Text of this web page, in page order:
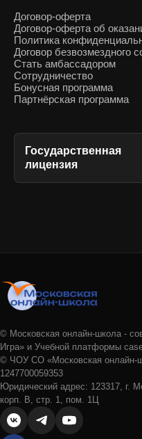
Договор-оферта
Договор-оферта об
Политика
Договор безвозмездного
Стать амбассадором
Сотрудничество
Бонусная программа
Партнёрская программа
Государственная
лицензия
© Московская онлайн-школа -
Игра» и Учебной платформы
© ЧОУ СО «Московская онлайн-
1247700059353
Юридический адрес: 123317, г.
корп. В, стр. 1, пом. 1Ц